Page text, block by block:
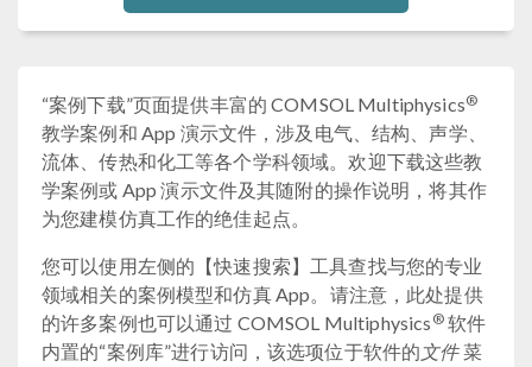
“案例下载”页面提供丰富的 COMSOL Multiphysics®
教学案例和 App 演示文件，涉及电气、结构、声学、
流体、传热和化工等各个学科领域。欢迎下载这些教
学案例或 App 演示文件及其随附的操作说明，将其作
为您建模仿真工作的绝佳起点。
您可以使用左侧的【快速搜索】工具查找与您的专业
领域相关的案例模型和仿真 App。请注意，此处提供
的许多案例也可以通过 COMSOL Multiphysics ®软件
内置的“案例库”进行访问，该选项位于软件的 文件菜